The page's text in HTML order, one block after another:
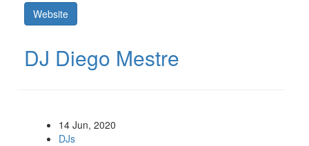
Website
DJ Diego Mestre
14 Jun, 2020
DJs